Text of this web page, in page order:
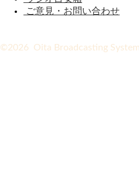
ご意見・お問い合わせ
©2026 Oita Broadcasting